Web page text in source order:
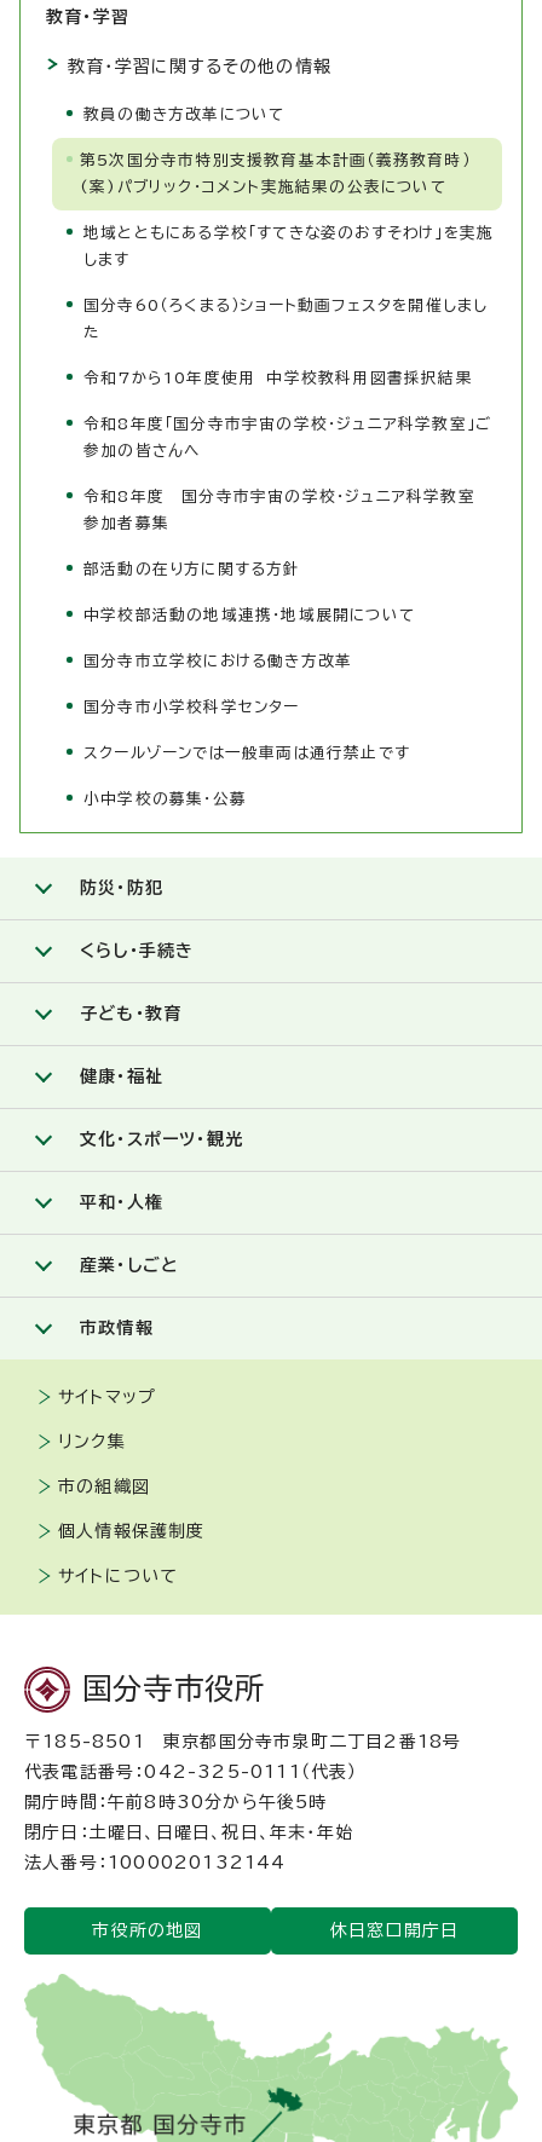
教育・学習
教育・学習に関するその他の情報
教員の働き方改革について
第5次国分寺市特別支援教育基本計画（義務教育時）
(案)パブリック・コメント実施結果の公表について
地域とともにある学校「すてきな姿のおすそわけ」を実施
します
国分寺60（ろくまる）ショート動画フェスタを開催しまし
た
令和7から10年度使用 中学校教科用図書採択結果
令和8年度「国分寺市宇宙の学校・ジュニア科学教室」ご
参加の皆さんへ
令和8年度 国分寺市宇宙の学校・ジュニア科学教室
参加者募集
部活動の在り方に関する方針
中学校部活動の地域連携・地域展開について
国分寺市立学校における働き方改革
国分寺市小学校科学センター
スクールゾーンでは一般車両は通行禁止です
小中学校の募集・公募
防災・防犯
くらし・手続き
子ども・教育
健康・福祉
文化・スポーツ・観光
平和・人権
産業・しごと
市政情報
サイトマップ
リンク集
市の組織図
個人情報保護制度
サイトについて
国分寺市役所
〒185-8501 東京都国分寺市泉町二丁目2番18号
代表電話番号：042-325-0111（代表）
開庁時間：午前8時30分から午後5時
閉庁日：土曜日、日曜日、祝日、年末・年始
法人番号：1000020132144
市役所の地図 休日窓口開庁日